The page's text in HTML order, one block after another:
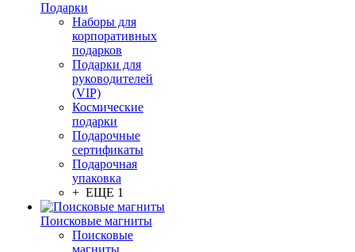
Подарки
Наборы для
корпоративных
подарков
Подарки для
руководителей
(VIP)
Космические
подарки
Подарочные
сертификаты
Подарочная
упаковка
+ ЕЩЕ 1
Поисковые магниты
Поисковые
магниты